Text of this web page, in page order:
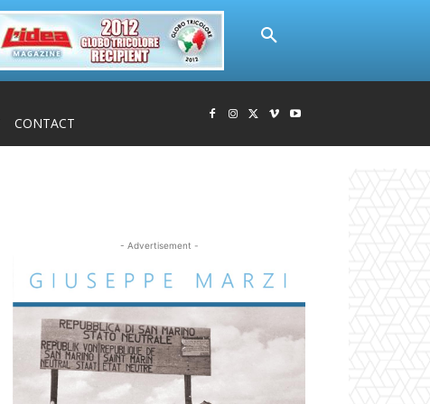
CONTACT
- Advertisement -